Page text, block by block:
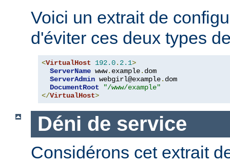
Voici un extrait de
d'éviter ces deux types
<VirtualHost 192.0. 2.1>
ServerName www. example. dom
ServerAdmin webgirl@example. dom
DocumentRoot
"/www/example"
</VirtualHost>
Déni de service
Considérons cet extrait